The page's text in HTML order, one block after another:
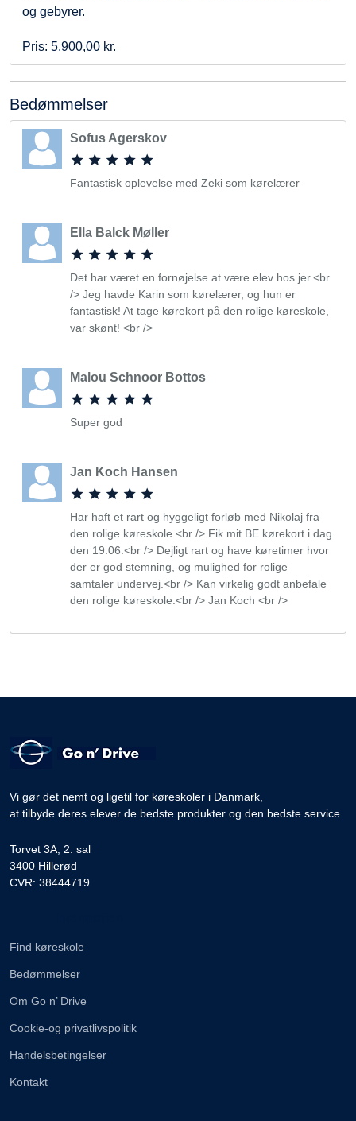
og gebyrer.
Pris: 5.900,00 kr.
Bedømmelser
Sofus Agerskov
Fantastisk oplevelse med Zeki som kørelærer
Ella Balck Møller
Det har været en fornøjelse at være elev hos jer.<br
/> Jeg havde Karin som kørelærer, og hun er
fantastisk! At tage kørekort på den rolige køreskole,
var skønt! <br />
Malou Schnoor Bottos
Super god
Jan Koch Hansen
Har haft et rart og hyggeligt forløb med Nikolaj fra
den rolige køreskole.<br /> Fik mit BE kørekort i dag
den 19.06.<br /> Dejligt rart og have køretimer hvor
der er god stemning, og mulighed for rolige
samtaler undervej.<br /> Kan virkelig godt anbefale
den rolige køreskole.<br /> Jan Koch <br />
Vi gør det nemt og ligetil for køreskoler i Danmark,
at tilbyde deres elever de bedste produkter og den bedste service
Torvet 3A, 2. sal
3400 Hillerød
CVR: 38444719
Find køreskole
Bedømmelser
Om Go n’ Drive
Cookie-og privatlivspolitik
Handelsbetingelser
Kontakt